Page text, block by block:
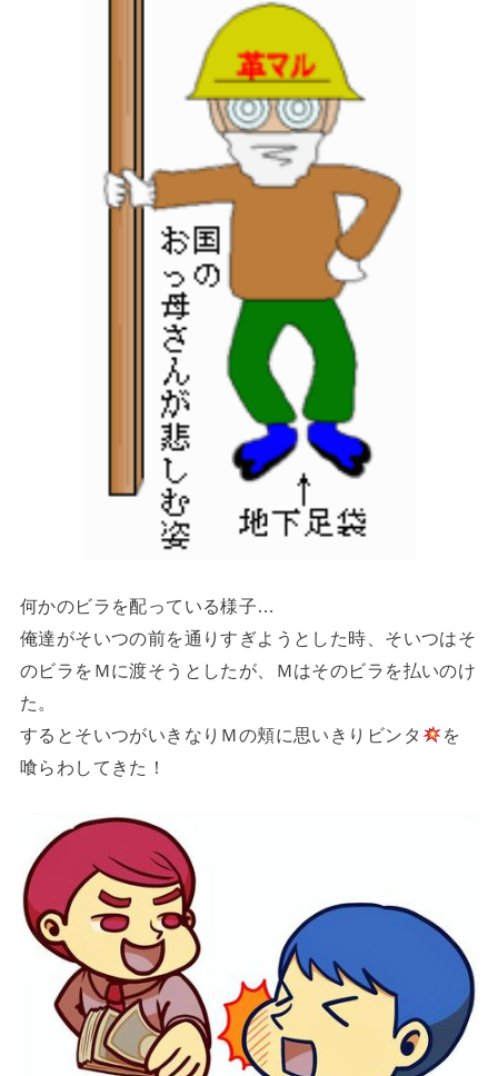
何かのビラを配っている様子…
俺達がそいつの前を通りすぎようとした時、そいつはそ
のビラをＭに渡そうとしたが、Ｍはそのビラを払いのけ
た。
するとそいつがいきなりＭの頬に思いきりビンタ
を
喰らわしてきた！